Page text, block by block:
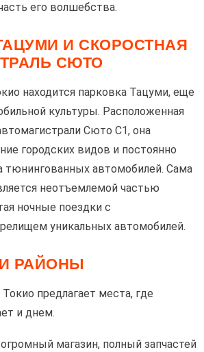
его волшебства.
И СКОРОСТНАЯ
СЮТО
находится парковка Тацуми, еще
культуры. Расположенная
Сюто C1, она
городских видов и постоянно
тюнингованных автомобилей. Сама
неотъемлемой частью
ночные поездки с
уникальных автомобилей.
РАЙОНЫ
предлагает места, где
и днем.
магазин, полный запчастей